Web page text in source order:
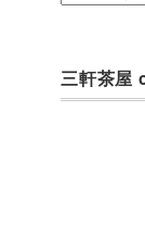
三軒茶屋